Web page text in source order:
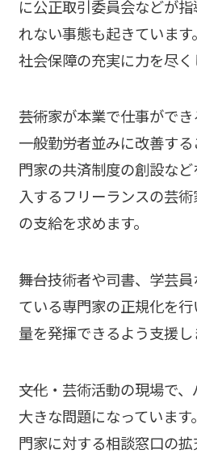
に公正取引委員会などが
れない事態も起きています
社会保障の充実に力を尽く
――芸術家が本業で仕事がで
一般勤労者並みに改善す
門家の共済制度の創設な
入するフリーランスの芸
の支給を求めます。
――舞台技術者や司書、学芸
ている専門家の正規化を
量を発揮できるよう支援し
――文化・芸術活動の現場で
大きな問題になっていま
門家に対する相談窓口の